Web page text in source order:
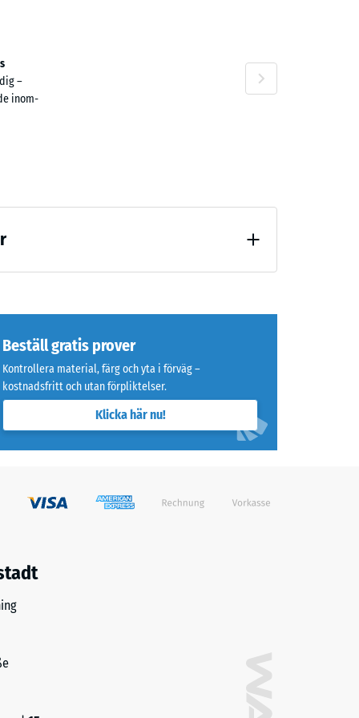
–
inom-
Beställ gratis prover
Kontrollera material, färg och yta i förväg –
kostnadsfritt och utan förpliktelser.
Klicka här nu!